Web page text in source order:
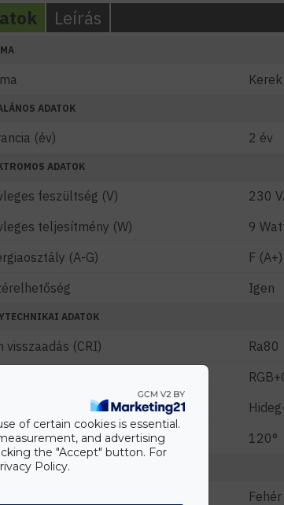
Leírás
Kerek
ADATOK
(év) 2 év
ADATOK
feszültség (V)
230
teljesítmény (W)
9
(A-G)
F (A+)
Igen
ADATOK
visszaadás (CRI)
Ra80
szög (°)
120°
Fehér
of certain cookies is essential.
and advertising
the "Accept" button. For
Policy.